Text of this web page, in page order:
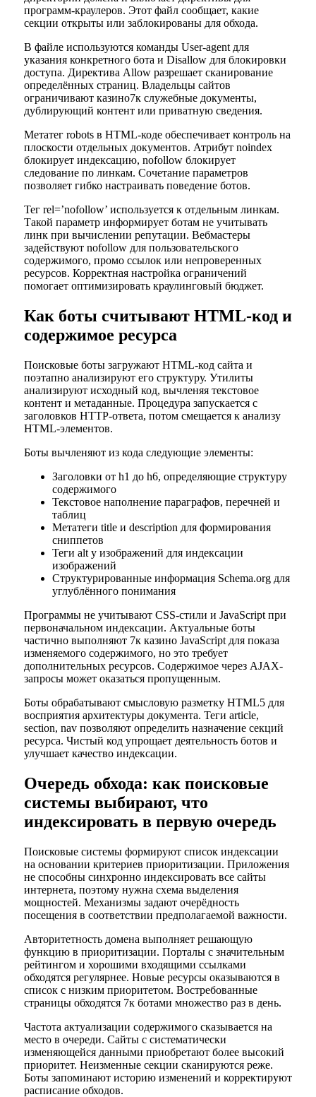
программ-краулеров. Этот файл сообщает, какие
секции открыты или заблокированы для обхода.
В файле используются команды User-agent для
указания конкретного бота и Disallow для блокировки
доступа. Директива Allow разрешает сканирование
определённых страниц. Владельцы сайтов
ограничивают казино7к служебные документы,
дублирующий контент или приватную сведения.
Метатег robots в HTML-коде обеспечивает контроль на
плоскости отдельных документов. Атрибут noindex
блокирует индексацию, nofollow блокирует
следование по линкам. Сочетание параметров
позволяет гибко настраивать поведение ботов.
Тег rel=’nofollow’ используется к отдельным линкам.
Такой параметр информирует ботам не учитывать
линк при вычислении репутации. Вебмастеры
задействуют nofollow для пользовательского
содержимого, промо ссылок или непроверенных
ресурсов. Корректная настройка ограничений
помогает оптимизировать краулинговый бюджет.
Как боты считывают HTML‑код и
содержимое ресурса
Поисковые боты загружают HTML-код сайта и
поэтапно анализируют его структуру. Утилиты
анализируют исходный код, вычленяя текстовое
контент и метаданные. Процедура запускается с
заголовков HTTP-ответа, потом смещается к анализу
HTML-элементов.
Боты вычленяют из кода следующие элементы:
Заголовки от h1 до h6, определяющие структуру
содержимого
Текстовое наполнение параграфов, перечней и
таблиц
Метатеги title и description для формирования
сниппетов
Теги alt у изображений для индексации
изображений
Структурированные информация Schema.org для
углублённого понимания
Программы не учитывают CSS-стили и JavaScript при
первоначальном индексации. Актуальные боты
частично выполняют 7к казино JavaScript для показа
изменяемого содержимого, но это требует
дополнительных ресурсов. Содержимое через AJAX-
запросы может оказаться пропущенным.
Боты обрабатывают смысловую разметку HTML5 для
восприятия архитектуры документа. Теги article,
section, nav позволяют определить назначение секций
ресурса. Чистый код упрощает деятельность ботов и
улучшает качество индексации.
Очередь обхода: как поисковые
системы выбирают, что
индексировать в первую очередь
Поисковые системы формируют список индексации
на основании критериев приоритизации. Приложения
не способны синхронно индексировать все сайты
интернета, поэтому нужна схема выделения
мощностей. Механизмы задают очерёдность
посещения в соответствии предполагаемой важности.
Авторитетность домена выполняет решающую
функцию в приоритизации. Порталы с значительным
рейтингом и хорошими входящими ссылками
обходятся регулярнее. Новые ресурсы оказываются в
список с низким приоритетом. Востребованные
страницы обходятся 7к ботами множество раз в день.
Частота актуализации содержимого сказывается на
место в очереди. Сайты с систематически
изменяющейся данными приобретают более высокий
приоритет. Неизменные секции сканируются реже.
Боты запоминают историю изменений и корректируют
расписание обходов.